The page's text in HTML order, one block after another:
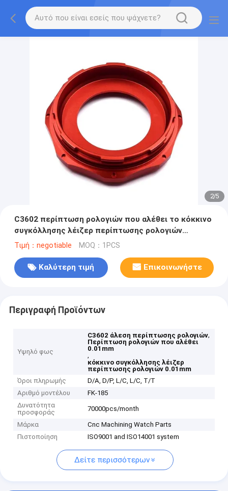
2/5
C3602 περίπτωση ρολογιών που αλέθει το κόκκινο
συγκόλλησης λέιζερ περίπτωσης ρολογιών
0.01mm
Τιμή：negotiable MOQ：1PCS
Καλύτερη τιμή Επικοινωνήστε
Περιγραφή Προϊόντων
Υψηλό φως
C3602 άλεση περίπτωσης ρολογιών,
Περίπτωση ρολογιών που αλέθει
0.01mm
,
κόκκινο συγκόλλησης λέιζερ
περίπτωσης ρολογιών 0.01mm
Όροι πληρωμής
D/A, D/P, L/C, L/C, T/T
Αριθμό μοντέλου
FK-185
Δυνατότητα
προσφοράς
70000pcs/month
Μάρκα
Cnc Machining Watch Parts
Πιστοποίηση
ISO9001 and ISO14001 system
Δείτε περισσότερων